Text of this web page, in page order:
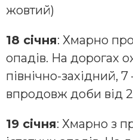
жовтий)
18 січня: Хмарно
опадів. На дорогах
північно-західний,
впродовж доби від
19 січня: Хмарно з